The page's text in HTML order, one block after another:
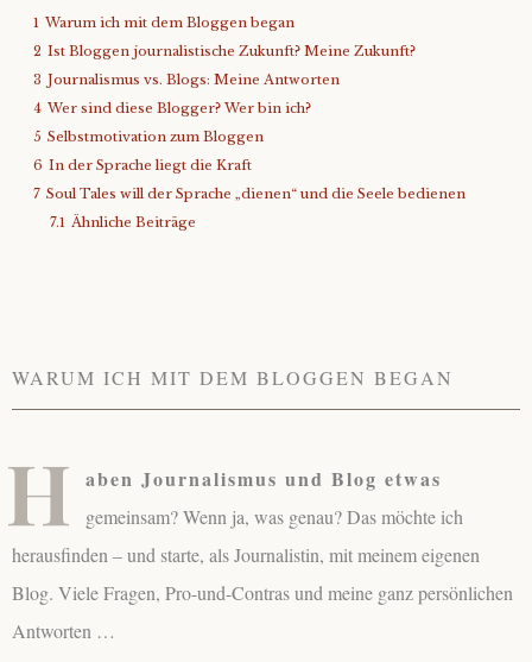
About
Contact
1 Warum ich mit dem Bloggen began
2 Ist Bloggen journalistische Zukunft? Meine Zukunft?
3 Journalismus vs. Blogs: Meine Antworten
4 Wer sind diese Blogger? Wer bin ich?
5 Selbstmotivation zum Bloggen
6 In der Sprache liegt die Kraft
7 Soul Tales will der Sprache „dienen“ und die Seele bedienen
7.1 Ähnliche Beiträge
WARUM ICH MIT DEM BLOGGEN BEGAN
H aben Journalismus und Blog etwas
gemeinsam? Wenn ja, was genau? Das möchte ich
herausfinden – und starte, als Journalistin, mit meinem eigenen
Blog. Viele Fragen, Pro-und-Contras und meine ganz persönlichen
Antworten …